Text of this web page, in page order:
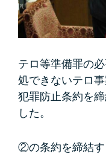
テロ等準備罪の
処できないテロ
犯罪防止条約を
した。
②の条約を締結す